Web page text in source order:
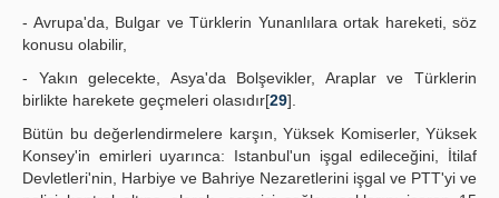
- Avrupa'da, Bulgar ve Türklerin Yunanlılara ortak hareketi, söz
konusu olabilir,
- Yakın gelecekte, Asya'da Bolşevikler, Araplar ve Türklerin
birlikte harekete geçmeleri olasıdır[29].
Bütün bu değerlendirmelere karşın, Yüksek Komiserler, Yüksek
Konsey'in emirleri uyarınca: Istanbul'un işgal edileceğini, İtilaf
Devletleri'nin, Harbiye ve Bahriye Nezaretlerini işgal ve PTT'yi ve